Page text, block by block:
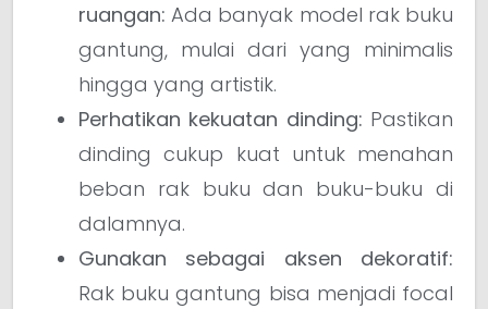
ruangan: Ada banyak model rak buku
gantung, mulai dari yang minimalis
hingga yang artistik.
Perhatikan kekuatan dinding: Pastikan
dinding cukup kuat untuk menahan
beban rak buku dan buku-buku di
dalamnya.
Gunakan sebagai aksen dekoratif:
Rak buku gantung bisa menjadi focal